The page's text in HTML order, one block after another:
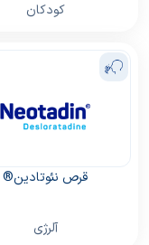
کودکان
قرص نئوتادین®
آلرژی